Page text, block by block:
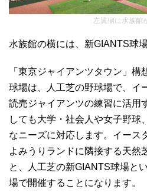
左翼側に水族館
水族館の横には、新GIANTS球
「東京ジャイアンツタウン」
球場は、人工芝の野球場で、イ
読売ジャイアンツの練習に活用
しても大学・社会人や女子野球
なニーズに対応します。イース
よみうりランドに隣接する天然
と、人工芝の新GIANTS球場と
場で開催することになります。